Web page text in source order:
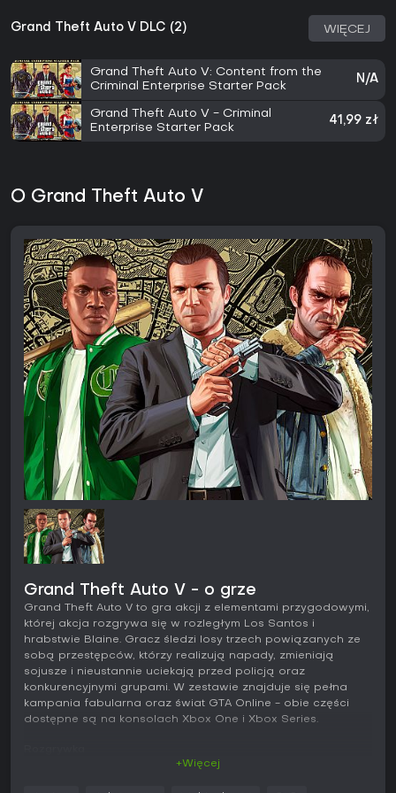
Grand Theft Auto V DLC (2) WIĘCEJ
Grand Theft Auto V: Content from the
Criminal Enterprise Starter Pack
N/A
Grand Theft Auto V - Criminal
Enterprise Starter Pack
41,99 zł
O Grand Theft Auto V
Grand Theft Auto V - o grze
Grand Theft Auto V to gra akcji z elementami przygodowymi,
której akcja rozgrywa się w rozległym Los Santos i
hrabstwie Blaine. Gracz śledzi losy trzech powiązanych ze
sobą przestępców, którzy realizują napady, zmieniają
sojusze i nieustannie uciekają przed policją oraz
konkurencyjnymi grupami. W zestawie znajduje się pełna
kampania fabularna oraz świat GTA Online - obie części
dostępne są na konsolach Xbox One i Xbox Series.
+Więcej